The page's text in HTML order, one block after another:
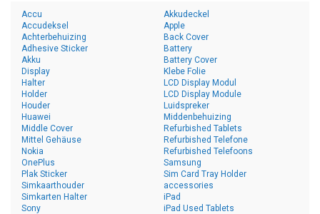
lcd-Display
, Batterieabdeckung, Akku, Ladeanschluss USB-C-
Anschluss, SIM-Kartenhalter und Klebeband Aufkleber. Sie
suchen ein anderes
Modell? Alle verfügbaren
Samsung Galaxy A Modelle
anzeigen.
Accu
Accudeksel
Achterbehuizing
Adhesive Sticker
Akku
Akkudeckel
Apple
Back Cover
Battery
Battery Cover
Display
Halter
Holder
Houder
Huawei
Klebe Folie
LCD Display Modul
LCD Display Module
Luidspreker
Middenbehuizing
Middle Cover
Mittel Gehäuse
Nokia
OnePlus
Plak Sticker
Refurbished Tablets
Refurbished Telefone
Refurbished Telefoons
Samsung
Sim Card Tray Holder
Simkaarthouder
Simkarten Halter
Sony
accessories
iPad
iPad Used Tablets